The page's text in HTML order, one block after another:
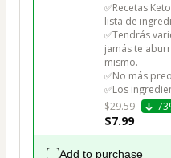
✅Recetas
lista de
✅Tendrás
jamás te
mismo.
✅No más
✅Los
$29.59
$7.99
Add to purchase